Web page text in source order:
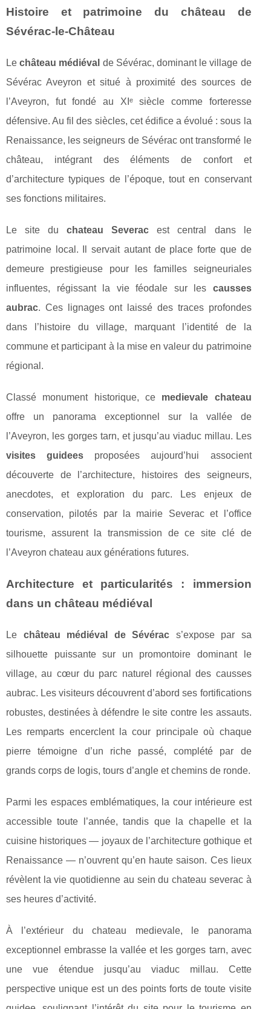
Histoire et patrimoine du château de
Sévérac-le-Château
Lechâteau médiéval de Sévérac, dominant le village de
Sévérac Aveyron et situé à proximité des sources de
l’Aveyron, fut fondé au XIᵉ siècle comme forteresse
défensive. Au fil des siècles, cet édifice a évolué : sous la
Renaissance, les seigneurs de Sévérac ont transformé le
château, intégrant des éléments de confort et
d’architecture typiques de l’époque, tout en conservant
ses fonctions militaires.
Le site duchateau Severac est central dans le
patrimoine local. Il servait autant de place forte que de
demeure prestigieuse pour les familles seigneuriales
influentes, régissant la vie féodale sur les causses
aubrac. Ces lignages ont laissé des traces profondes
dans l’histoire du village, marquant l’identité de la
commune et participant à la mise en valeur du patrimoine
régional.
Classé monument historique, ce medievale chateau
offre un panorama exceptionnel sur la vallée de
l’Aveyron, les gorges tarn, et jusqu’au viaduc millau. Les
visites guidees proposées aujourd’hui associent
découverte de l’architecture, histoires des seigneurs,
anecdotes, et exploration du parc. Les enjeux de
conservation, pilotés par la mairie Severac et l’office
tourisme, assurent la transmission de ce site clé de
l’Aveyron chateau aux générations futures.
Architecture et particularités : immersion
dans un château médiéval
Le château médiéval de Sévérac s’expose par sa
silhouette puissante sur un promontoire dominant le
village, au cœur du parc naturel régional des causses
aubrac. Les visiteurs découvrent d’abord ses fortifications
robustes, destinées à défendre le site contre les assauts.
Les remparts encerclent la cour principale où chaque
pierre témoigne d’un riche passé, complété par de
grands corps de logis, tours d’angle et chemins de ronde.
Parmi les espaces emblématiques, la cour intérieure est
accessible toute l’année, tandis que la chapelle et la
cuisine historiques — joyaux de l’architecture gothique et
Renaissance — n’ouvrent qu’en haute saison. Ces lieux
révèlent la vie quotidienne au sein du chateau severac à
ses heures d’activité.
À l’extérieur du chateau medievale, le panorama
exceptionnel embrasse la vallée et les gorges tarn, avec
une vue étendue jusqu’au viaduc millau. Cette
perspective unique est un des points forts de toute visite